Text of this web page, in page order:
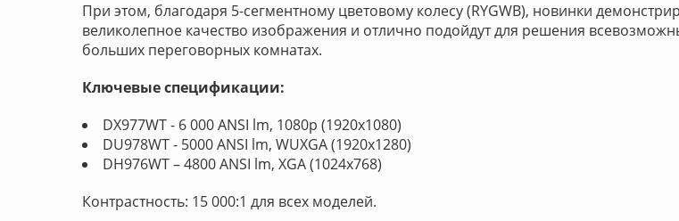
При этом, благодаря 5-сегментному цветовому колесу (RYGWB), новинки
великолепное качество изображения и отлично подойдут для решения
больших переговорных комнатах.
Ключевые спецификации:
DX977WT - 6 000 ANSI lm, 1080р (1920x1080)
DU978WT - 5000 ANSI lm, WUXGA (1920x1280)
DH976WT – 4800 ANSI lm, XGA (1024x768)
Контрастность: 15 000:1 для всех моделей.